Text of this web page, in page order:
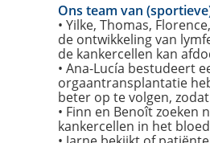
Ons team van
• Yilke, Thomas,
de ontwikkeling van
de kankercellen kan
• Ana-Lucía bestudeert
orgaantransplantatie
beter op te volgen,
• Finn en Benoît
kankercellen in het